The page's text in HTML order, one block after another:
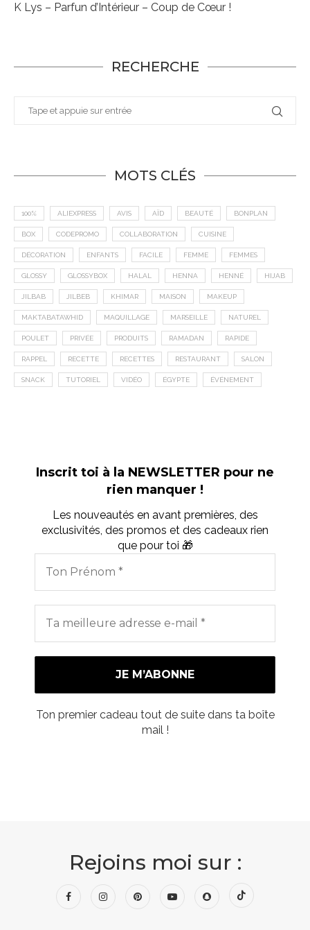
K Lys – Parfun d’Intérieur – Coup de Cœur !
RECHERCHE
MOTS CLÉS
100% ALIEXPRESS AVIS AÏD BEAUTÉ BONPLAN
BOX CODEPROMO COLLABORATION CUISINE
DÉCORATION ENFANTS FACILE FEMME FEMMES
GLOSSY GLOSSYBOX HALAL HENNA HENNÉ HIJAB
JILBAB JILBEB KHIMAR MAISON MAKEUP
MAKTABATAWHID MAQUILLAGE MARSEILLE NATUREL
POULET PRIVÉE PRODUITS RAMADAN RAPIDE
RAPPEL RECETTE RECETTES RESTAURANT SALON
SNACK TUTORIEL VIDÉO ÉGYPTE ÉVÉNEMENT
Inscrit toi à la NEWSLETTER pour ne
rien manquer !
Les nouveautés en avant premières, des
exclusivités, des promos et des cadeaux rien
que pour toi 🎁
Ton premier cadeau tout de suite dans ta boîte
mail !
Rejoins moi sur :